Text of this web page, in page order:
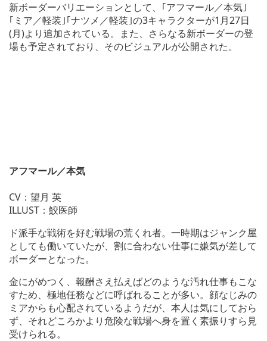
新ボーダーバリエーションとして、｢アフマール／本気｣
｢ミア／軽装｣｢ナツメ／軽装｣の3キャラクターが1月27日
(月)より追加されている。また、さらなる新ボーダーの登
場も予定されており、そのビジュアルが公開された。
アフマール／本気
CV：望月 英
ILLUST：鮫医師
ド派手な戦術を好む戦場の荒くれ者。一時期はジャンク屋
としても働いていたが、割に合わない仕事に嫌気が差して
ボーダーとなった。
金にがめつく、報酬さえ払えばどのような汚れ仕事もこな
すため、極地任務などに呼ばれることが多い。顔なじみの
ミアからも心配されているようだが、本人は気にしておら
ず、それどころかより危険な戦場へ身を置く素振りすら見
受けられる。